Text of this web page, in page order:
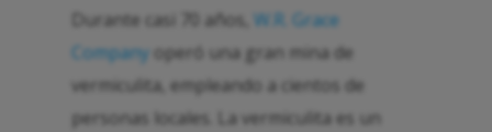
Durante casi 70 años, W.R. Grace
Company operó una gran mina de
vermiculita, empleando a cientos de
personas locales. La vermiculita es un